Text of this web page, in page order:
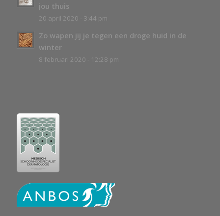
jou thuis
20 april 2020 - 3:44 pm
Zo wapen jij je tegen een droge huid in de
winter
8 februari 2020 - 12:28 pm